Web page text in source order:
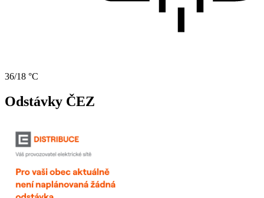
36/18 °C
Odstávky ČEZ